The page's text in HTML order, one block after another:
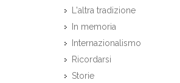
L'altra tradizione
In memoria
Internazionalismo
Ricordarsi
Storie